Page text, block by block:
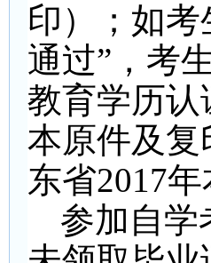
印）；如
通过”，考
教育学历
本原件及
东省2017
参加自学